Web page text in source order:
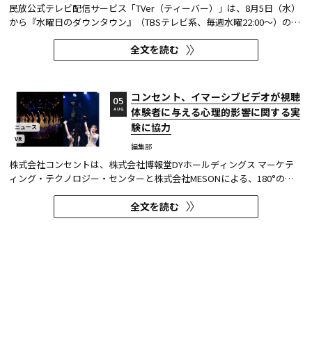
民放公式テレビ配信サービス「TVer（ティーバー）」は、8月5日（水）
から『水曜日のダウンタウン』（TBSテレビ系、毎週水曜22:00～）の過
去に放送された傑作エピソード計12本を4か月にわたり配信する。本エ
ピソードが動画配信サービスで配信されるのは今回が初めてとなる。
TVerはすべて無料で見放題となっている。 『水曜日のダウンタウン...
全文を読む
ニュース
VR
コンセント、イマーシブビデオが視聴
体験者に与える心理的影響に関する実
験に協力
編集部
05
AUG
株式会社コンセントは、株式会社博報堂DYホールディングス マーケテ
ィング・テクノロジー・センターと株式会社MESONによる、180°の視
野角のImmersive Video（以下、イマーシブビデオ）を実験刺激に用い
た心理実験に協力し、そのプレプリント論文が2026年6月8日にarXivで
公開された。 本実験は、イマーシブビデオの撮影距離が体験者の「そ...
全文を読む